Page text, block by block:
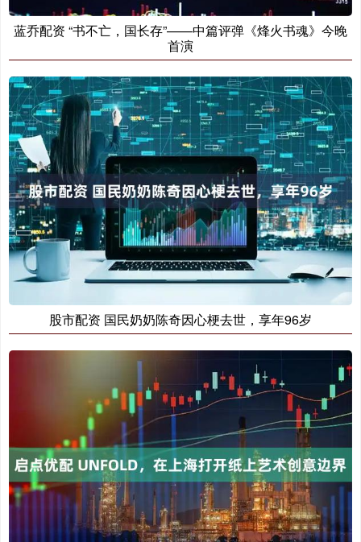
蓝乔配资 “书不亡，国长存”——中篇评弹《烽火书魂》今晚
首演
股市配资 国民奶奶陈奇因心梗去世，享年96岁